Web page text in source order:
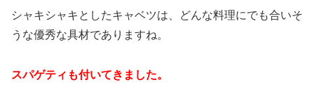
シャキシャキとしたキャベツは、どんな料理にでも合いそ
うな優秀な具材でありますね。
スパゲティも付いてきました。